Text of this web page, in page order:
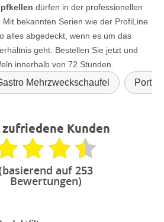
dürfen in der professionellen
bekannten Serien wie der ProfiLine
alles abgedeckt, wenn es um das
geht. Bestellen Sie jetzt und
innerhalb von 72 Stunden.
Mehrzweckschaufel
zufriedene Kunden
auf 253
Bewertungen)